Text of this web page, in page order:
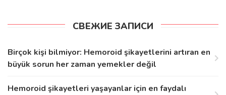
СВЕЖИЕ ЗАПИСИ
Birçok kişi bilmiyor: Hemoroid şikayetlerini artıran en
büyük sorun her zaman yemekler değil
Hemoroid şikayetleri yaşayanlar için en faydalı